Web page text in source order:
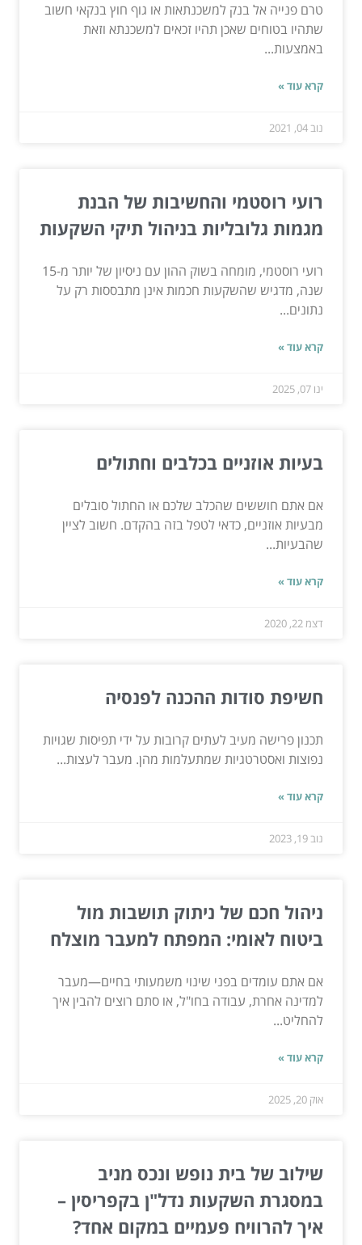
טרם פנייה אל בנק למשכנתאות או גוף חוץ בנקאי חשוב
שתהיו בטוחים שאכן תהיו זכאים למשכנתא וזאת
באמצעות...
קרא עוד »
נוב 04, 2021
רועי רוסטמי והחשיבות של הבנת
מגמות גלובליות בניהול תיקי השקעות
רועי רוסטמי, מומחה בשוק ההון עם ניסיון של יותר מ-15
שנה, מדגיש שהשקעות חכמות אינן מתבססות רק על
נתונים...
קרא עוד »
ינו 07, 2025
בעיות אוזניים בכלבים וחתולים
אם אתם חוששים שהכלב שלכם או החתול סובלים
מבעיות אוזניים, כדאי לטפל בזה בהקדם. חשוב לציין
שהבעיות...
קרא עוד »
דצמ 22, 2020
חשיפת סודות ההכנה לפנסיה
תכנון פרישה מעיב לעתים קרובות על ידי תפיסות שגויות
נפוצות ואסטרטגיות שמתעלמות מהן. מעבר לעצות...
קרא עוד »
נוב 19, 2023
ניהול חכם של ניתוק תושבות מול
ביטוח לאומי: המפתח למעבר מוצלח
אם אתם עומדים בפני שינוי משמעותי בחיים—מעבר
למדינה אחרת, עבודה בחו"ל, או סתם רוצים להבין איך
להחליט...
קרא עוד »
אוק 20, 2025
שילוב של בית נופש ונכס מניב
במסגרת השקעות נדל"ן בקפריסין –
איך להרוויח פעמיים במקום אחד?